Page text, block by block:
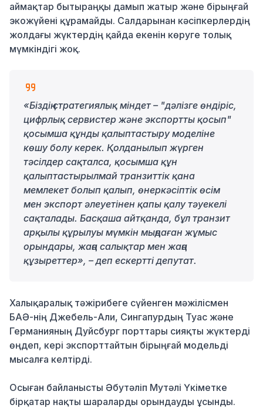
аймақтар бытыраңқы дамып жатыр және бірыңғай
экожүйені құрамайды. Салдарынан кәсіпкерлердің
жолдағы жүктердің қайда екенін көруге толық
мүмкіндігі жоқ.
«Біздің стратегиялық міндет – "дәлізге өндіріс,
цифрлық сервистер және экспортты қосып"
қосымша құнды қалыптастыру моделіне
көшу болу керек. Қолданылып жүрген
тәсілдер сақталса, қосымша құн
қалыптастырылмай транзиттік қана
мемлекет болып қалып, өнеркәсіптік өсім
мен экспорт әлеуетінен қапы қалу тәуекелі
сақталады. Басқаша айтқанда, бұл транзит
арқылы құрылуы мүмкін мыңдаған жұмыс
орындары, жаңа салықтар мен жаңа
құзыреттер», – деп ескертті депутат.
Халықаралық тәжірибеге сүйенген мәжілісмен
БАӘ-нің Джебель-Али, Сингапурдың Туас және
Германияның Дуйсбург порттары сияқты жүктерді
өңдеп, кері экспорттайтын бірыңғай модельді
мысалға келтірді.
Осыған байланысты Әбутәліп Мутәлі Үкіметке
бірқатар нақты шараларды орындауды ұсынды.